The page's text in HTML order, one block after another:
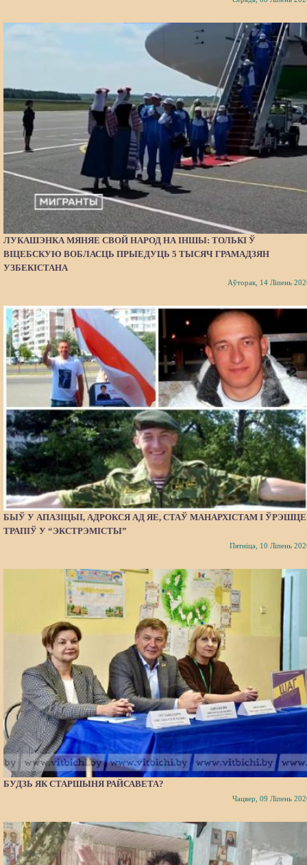
ЛУКАШЭНКА МЯНЯЕ СВОЙ НАРОД НА ІНШЫ: ТОЛЬКІ Ў
ВІЦЕБСКУЮ ВОБЛАСЦЬ ПРЫЕДУЦЬ 5 ТЫСЯЧ ГРАМАДЗЯН
УЗБЕКІСТАНА
Аўторак, 14 Ліпень
БЫЎ У АПАЗІЦЫІ, АДРОКСЯ АД ЯЕ, СТАЎ МАНАРХІСТАМ І ЎРЭШЦЕ
ТРАПІЎ У “ЭКСТРЭМІСТЫ”
Пятніца, 10 Ліпень
БУДЗЬ ЯК СТАРШЫНЯ РАЙСАВЕТА?
Чацвер, 09 Ліпень